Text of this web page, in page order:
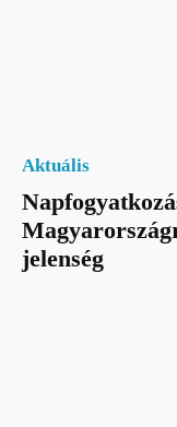
Aktuális
jelenség